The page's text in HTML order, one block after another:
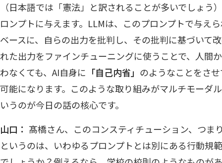
（日本語では「憲法」と訳されることが多いでしょう
ロンプトに与えます。LLMは、このプロンプトで与え
ベースに、自らの出力を批判し、その批判に基づいて
れた出力をファインチューニングに使うことで、人間
わなくても、AI自身に 「自己内省」 のようなことをさ
可能になります。このような取り組みがマルチモーダ
いうのが今日の話の核心です。
山口： 髙橋さん、このコンスティチューション、つま
というのは、いわゆるプロンプトとは別にある行動規